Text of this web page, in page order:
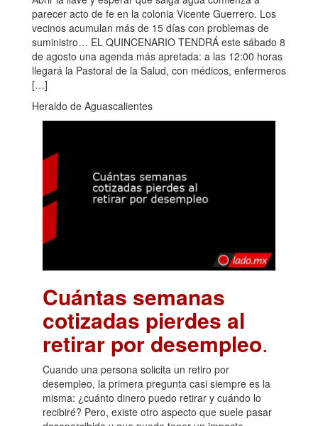
parecer acto de fe en la colonia Vicente Guerrero. Los
vecinos acumulan más de 15 días con problemas de
suministro… EL QUINCENARIO TENDRÁ este sábado 8
de agosto una agenda más apretada: a las 12:00 horas
llegará la Pastoral de la Salud, con médicos, enfermeros
[…]
Heraldo de Aguascalientes
Cuántas semanas
cotizadas pierdes al
retirar por desempleo.
Cuando una persona solicita un retiro por
desempleo, la primera pregunta casi siempre es la
misma: ¿cuánto dinero puedo retirar y cuándo lo
recibiré? Pero, existe otro aspecto que suele pasar